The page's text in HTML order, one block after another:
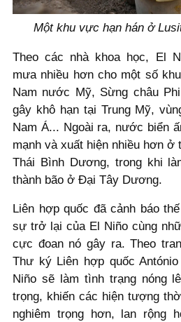
Một khu vực hạn hán ở
Theo các nhà khoa học, El
mưa nhiều hơn cho một số
Nam nước Mỹ, Sừng châu
gây khô hạn tại Trung Mỹ,
Nam Á... Ngoài ra, nước biển
mạnh và xuất hiện nhiều hơn ở
Thái Bình Dương, trong khi
thành bão ở Đại Tây Dương.
Liên hợp quốc đã cảnh báo
sự trở lại của El Niño cùng
cực đoan nó gây ra. Theo
Thư ký Liên hợp quốc
Niño sẽ làm tình trạng nóng
trọng, khiến các hiện tượng
nghiêm trọng hơn, lan rộng